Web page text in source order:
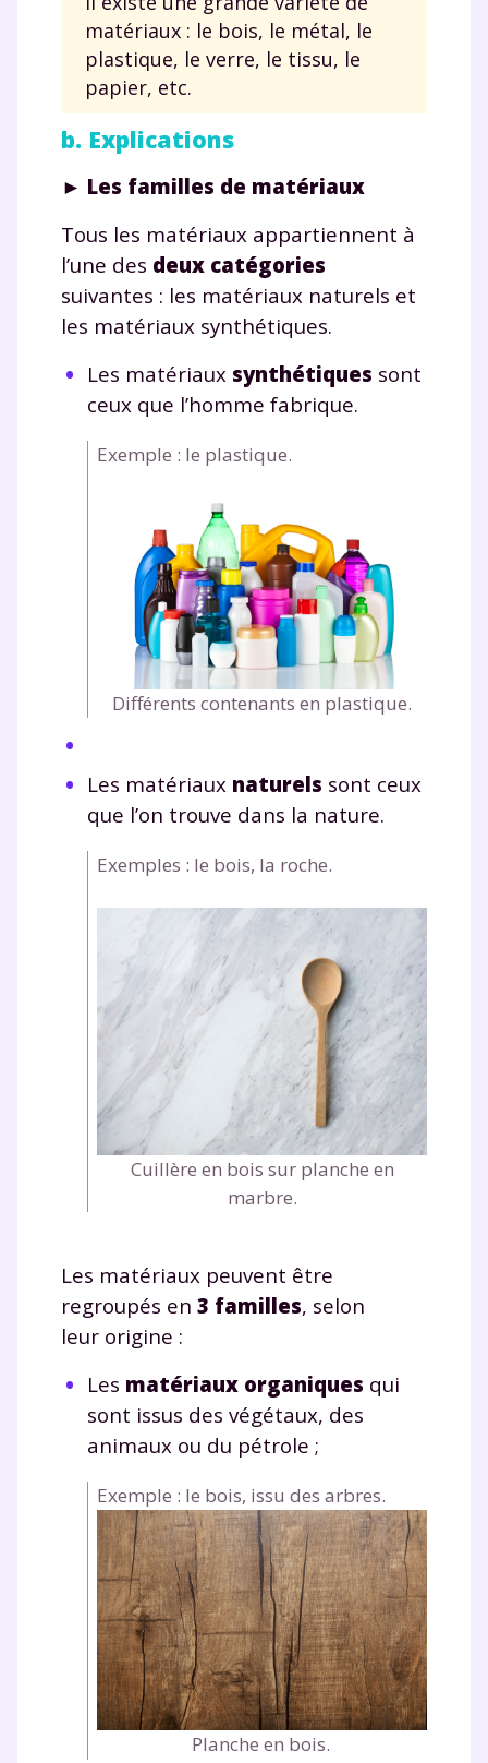
matériaux : le bois, le métal, le
plastique, le verre, le tissu, le
papier, etc.
b. Explications
► Les familles de matériaux
Tous les matériaux appartiennent à
l’une des deux catégories
suivantes : les matériaux naturels et
les matériaux synthétiques.
Les matériaux synthétiques sont
ceux que l’homme fabrique.
Exemple : le plastique.
Différents contenants en plastique.
Les matériaux naturels sont ceux
que l’on trouve dans la nature.
Exemples : le bois, la roche.
Cuillère en bois sur planche en
marbre.
Les matériaux peuvent être
regroupés en 3 familles, selon
leur origine :
Les matériaux organiques qui
sont issus des végétaux, des
animaux ou du pétrole ;
Exemple : le bois, issu des arbres.
Planche en bois.